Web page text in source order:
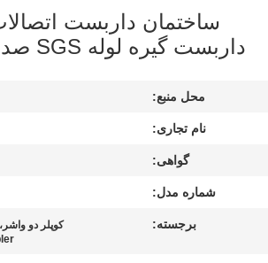
کنترل
ساختمان داربست
داربست گیره لوله SGS صدور گواهینامه
محل منبع:
نام تجاری:
گواهی:
شماره مدل:
برجسته: کوپلر دو